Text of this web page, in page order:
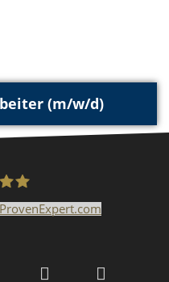
(m/w/d)
GmbH & Co.KG